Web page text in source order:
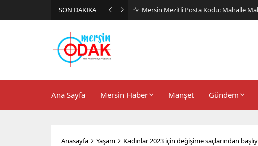
SON DAKİKA Günlük Stil İçin Erkek Sneaker Önerileri
Ana Sayfa Mersin Haber Manşet Gündem
Anasayfa Yaşam Kadınlar 2023 için değişime saçlarından